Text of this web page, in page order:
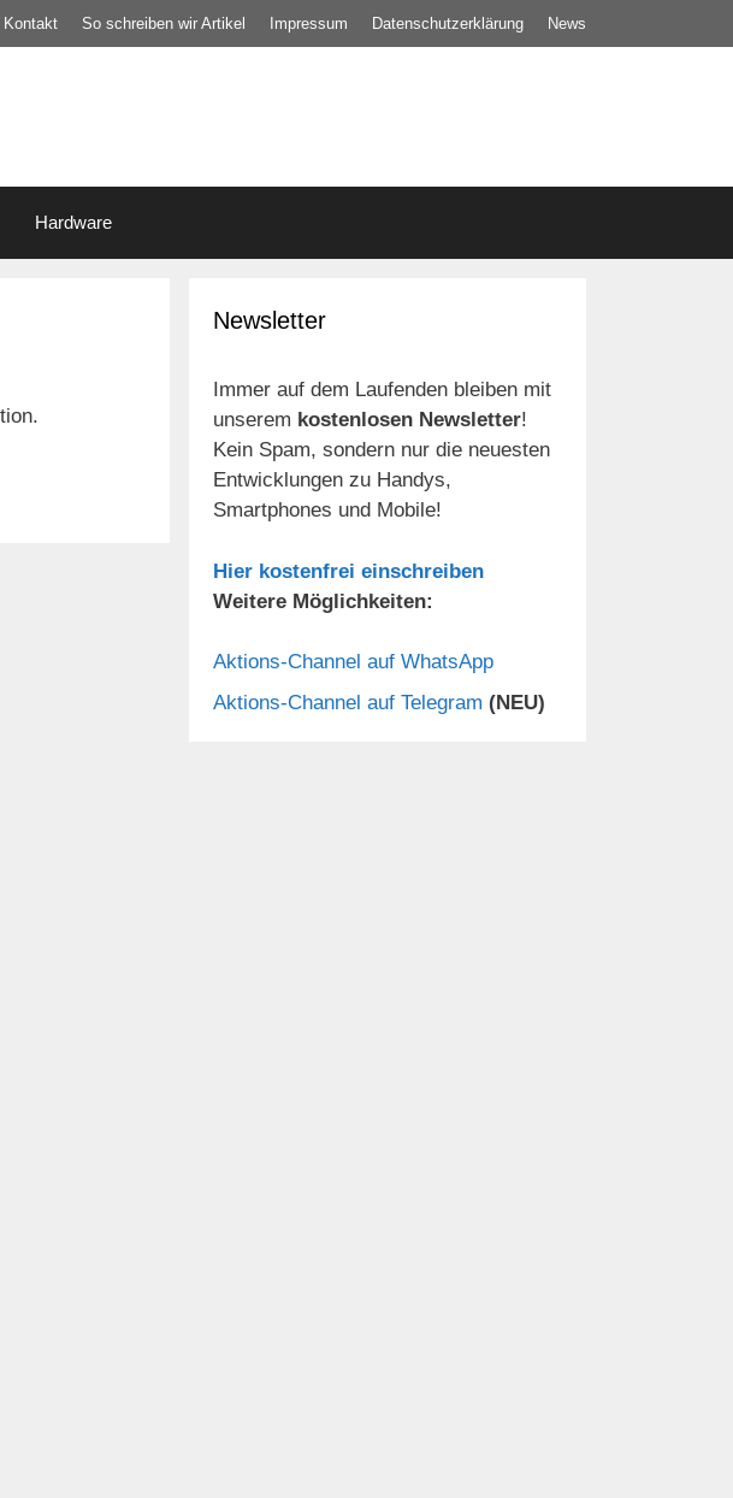
Kontakt So schreiben wir Artikel Impressum Datenschutz­erklärung News
Hardware
Newsletter
Immer auf dem Laufenden bleiben mit
unserem kostenlosen Newsletter!
Kein Spam, sondern nur die neuesten
Entwicklungen zu Handys,
Smartphones und Mobile!
Hier kostenfrei einschreiben
Weitere Möglichkeiten:
Aktions-Channel auf WhatsApp
Aktions-Channel auf Telegram (NEU)